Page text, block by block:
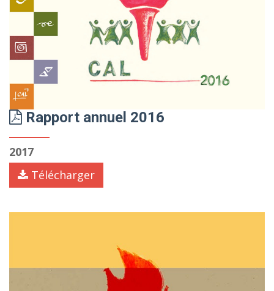
Rapport annuel 2016
2017
Télécharger